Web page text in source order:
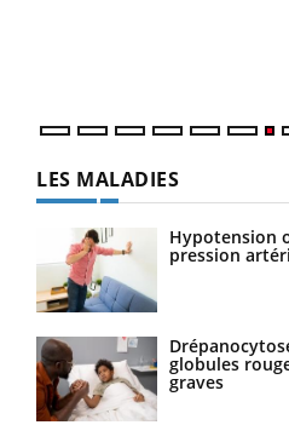
LES MALADIES
Hypotension
pression
globules
graves